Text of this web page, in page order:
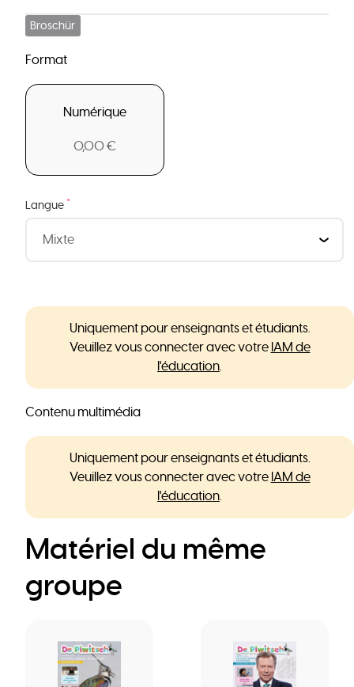
Broschür
Format
Numérique
0,00 €
Langue *
Uniquement pour enseignants et étudiants.
Veuillez vous connecter avec votre IAM de
l'éducation.
Contenu multimédia
Uniquement pour enseignants et étudiants.
Veuillez vous connecter avec votre IAM de
l'éducation.
Matériel du même
groupe